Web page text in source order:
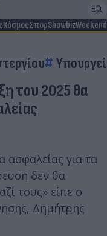
ΚόσμοςΣπορShowbizWeekend
του 2025 θα
ασφαλείας για τα
δεν θα
τους» είπε ο
Δημήτρης